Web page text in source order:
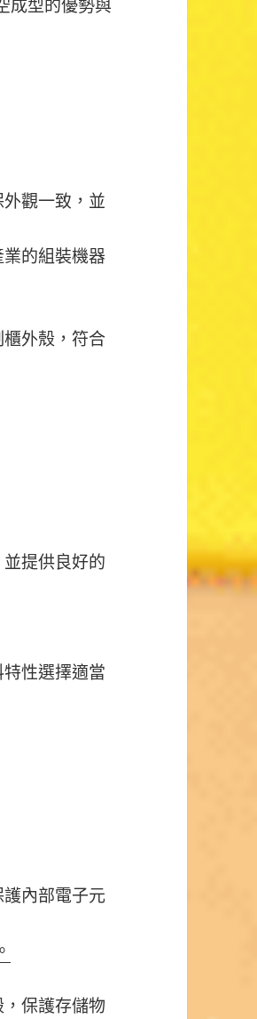
成型的優勢與
觀一致，並
的組裝機器
外殼，符合
提供良好的
性選擇適當
內部電子元
保護存儲物